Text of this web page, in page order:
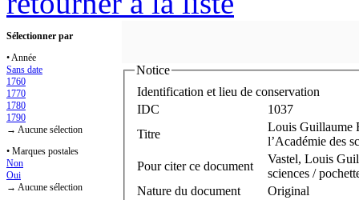
Sélectionner par
• Année
Sans date
1760
1770
1780
1790
→ Aucune sélection
• Marques postales
Non
Oui
→ Aucune sélection
Notice
Identification et lieu de conservation
IDC
1037
Titre
Louis Guillaume
l’Académie des
Pour citer ce document
Vastel, Louis
sciences /
Nature du document
Original